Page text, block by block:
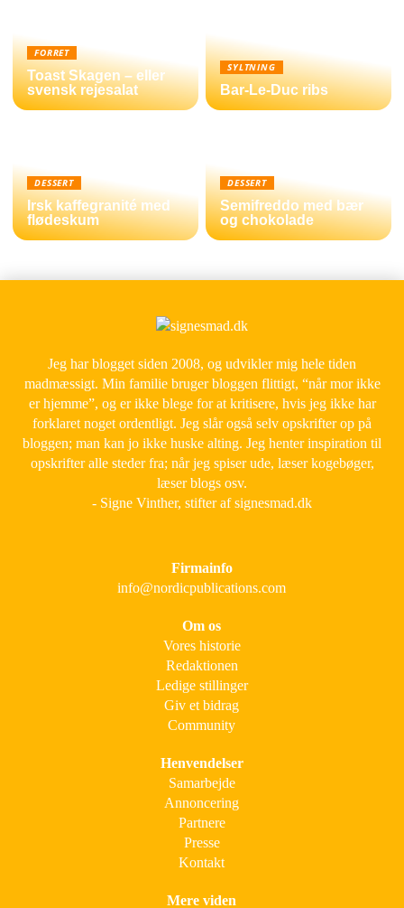
FORRET
Toast Skagen – eller
svensk rejesalat
SYLTNING
Bar-Le-Duc ribs
DESSERT
Irsk kaffegranité med
flødeskum
DESSERT
Semifreddo med bær
og chokolade
Jeg har blogget siden 2008, og udvikler mig hele tiden
madmæssigt. Min familie bruger bloggen flittigt, “når mor ikke
er hjemme”, og er ikke blege for at kritisere, hvis jeg ikke har
forklaret noget ordentligt. Jeg slår også selv opskrifter op på
bloggen; man kan jo ikke huske alting. Jeg henter inspiration til
opskrifter alle steder fra; når jeg spiser ude, læser kogebøger,
læser blogs osv.
- Signe Vinther, stifter af signesmad.dk
Firmainfo
info@nordicpublications.com
Om os
Vores historie
Redaktionen
Ledige stillinger
Giv et bidrag
Community
Henvendelser
Samarbejde
Annoncering
Partnere
Presse
Kontakt
Mere viden